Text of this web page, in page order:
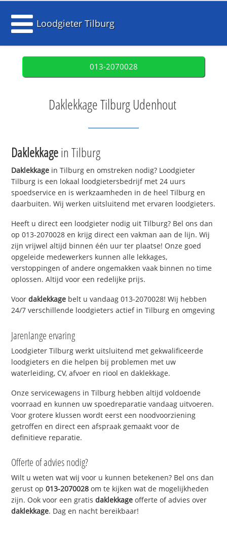
Loodgieter Tilburg
013-2070028
Daklekkage Tilburg Udenhout
Daklekkagein Tilburg
Daklekkage in Tilburg en omstreken nodig? Loodgieter
Tilburg is een lokaal loodgietersbedrijf met 24 uurs
spoedservice en is werkzaamheden in de heel Tilburg en
daarbuiten. Wij werken uitsluitend met ervaren loodgieters.
Heeft u direct een loodgieter nodig uit Tilburg? Bel ons dan
op 013-2070028 en krijg direct een vakman aan de lijn. Wij
zijn vrijwel altijd binnen één uur ter plaatse! Onze goed
opgeleide medewerkers kunnen alle lekkages,
verstoppingen of andere ongemakken vaak binnen no time
oplossen. Altijd voor een redelijke prijs.
Voordaklekkage belt u vandaag 013-2070028! Wij hebben
24/7 verschillende loodgieters actief in Tilburg en omgeving
Jarenlange ervaring
Loodgieter Tilburg werkt uitsluitend met gekwalificeerde
loodgieters en die helpen bij problemen met uw
waterleiding, CV, afvoer en riool en daklekkage.
Onze servicewagens in Tilburg hebben altijd voldoende
voorraad en kunnen uw spoedreparatie vandaag uitvoeren.
Voor grotere klussen wordt eerst een noodvoorziening
getroffen en direct een afspraak gemaakt voor de
definitieve reparatie.
Offerte of advies nodig?
Wilt u weten wat wij voor u kunnen betekenen? Bel ons dan
gerust op013-2070028 om te kijken wat de mogelijkheden
zijn. Ook voor een gratisdaklekkage offerte of advies over
daklekkage. Dag en nacht bereikbaar!